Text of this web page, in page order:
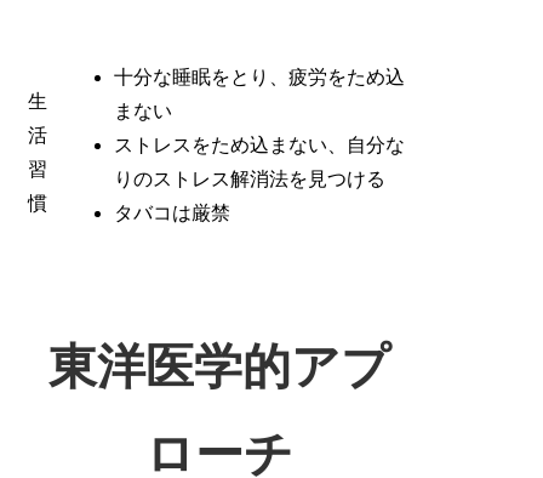
生
活
習
慣
十分な睡眠をとり、疲労をため込
まない
ストレスをため込まない、自分な
りのストレス解消法を見つける
タバコは厳禁
東洋医学的アプ
ローチ